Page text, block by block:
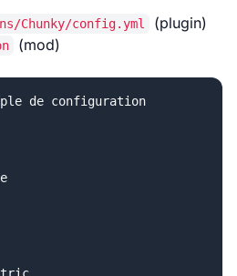
Chunky/config.yml
(plugin)
(mod)
de configuration